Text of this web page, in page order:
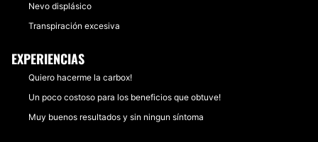
Nevo displásico
Transpiración excesiva
EXPERIENCIAS
Quiero hacerme la carbox!
Un poco costoso para los beneficios que obtuve!
Muy buenos resultados y sin ningun síntoma